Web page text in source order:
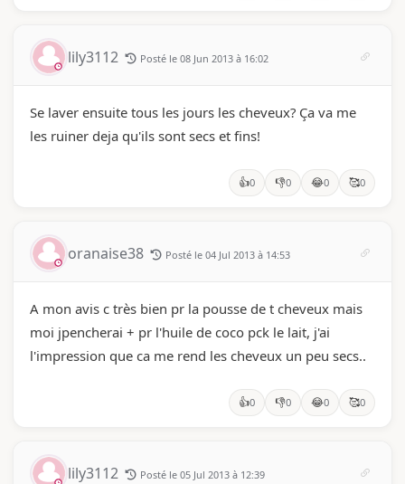
lily3112 Posté le 08 Jun 2013 à 16:02
Se laver ensuite tous les jours les cheveux? Ça va me
les ruiner deja qu'ils sont secs et fins!
👍0 👎0 😂0 🥰0
oranaise38 Posté le 04 Jul 2013 à 14:53
A mon avis c très bien pr la pousse de t cheveux mais
moi jpencherai + pr l'huile de coco pck le lait, j'ai
l'impression que ca me rend les cheveux un peu secs..
👍0 👎0 😂0 🥰0
lily3112 Posté le 05 Jul 2013 à 12:39